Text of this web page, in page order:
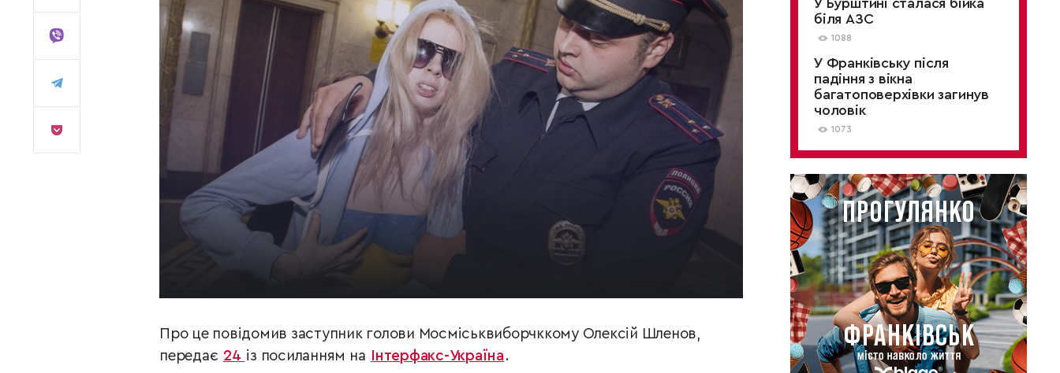
Про це повідомив заступник голови Мосміськвиборчккому Олексій Шленов,
передає 24 із посиланням на Інтерфакс-Україна .
У Бурштині сталася бійка
біля АЗС
1088
У Франківську після
падіння з вікна
багатоповерхівки загинув
чоловік
1073